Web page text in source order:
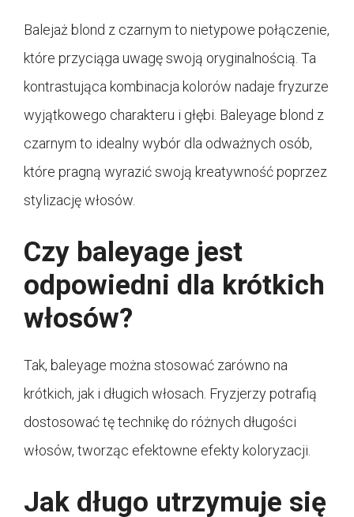
Balejaż blond z czarnym to nietypowe połączenie,
które przyciąga uwagę swoją oryginalnością. Ta
kontrastująca kombinacja kolorów nadaje fryzurze
wyjątkowego charakteru i głębi. Baleyage blond z
czarnym to idealny wybór dla odważnych osób,
które pragną wyrazić swoją kreatywność poprzez
stylizację włosów.
Czy baleyage jest
odpowiedni dla krótkich
włosów?
Tak, baleyage można stosować zarówno na
krótkich, jak i długich włosach. Fryzjerzy potrafią
dostosować tę technikę do różnych długości
włosów, tworząc efektowne efekty koloryzacji.
Jak długo utrzymuje się